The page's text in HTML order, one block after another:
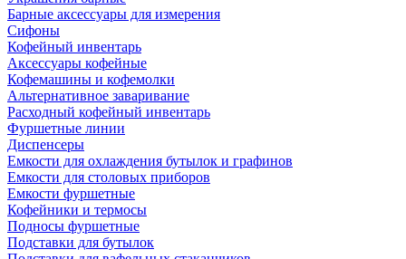
Барные аксессуары для измерения
Сифоны
Кофейный инвентарь
Аксессуары кофейные
Кофемашины и кофемолки
Альтернативное заваривание
Расходный кофейный инвентарь
Фуршетные линии
Диспенсеры
Емкости для охлаждения бутылок и графинов
Емкости для столовых приборов
Емкости фуршетные
Кофейники и термосы
Подносы фуршетные
Подставки для бутылок